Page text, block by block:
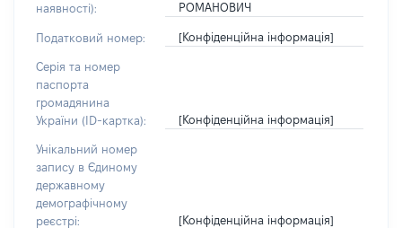
наявності):
РОМАНОВИЧ
Податковий номер: [Конфіденційна інформація]
Серія та номер
паспорта
громадянина
України (ID-картка):
[Конфіденційна інформація]
Унікальний номер
запису в Єдиному
державному
демографічному
реєстрі:
[Конфіденційна інформація]